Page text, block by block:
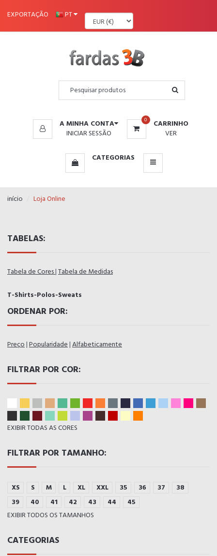
EXPORTAÇÃO PT
A MINHA CONTA
INICIAR SESSÃO
0
CARRINHO
VER
CATEGORIAS
MENU
início Loja Online
TABELAS:
Tabela de Cores|Tabela de Medidas
T-Shirts-Polos-Sweats
ORDENAR POR:
Preço|Popularidade|Alfabeticamente
FILTRAR POR COR:
EXIBIR TODAS AS CORES
FILTRAR POR TAMANHO:
XS S M L XL XXL 35 36 37
38
39
40 41 42 43 44
45
EXIBIR TODOS OS TAMANHOS
CATEGORIAS